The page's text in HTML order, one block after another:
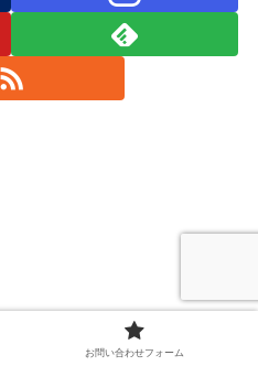
お問い合わせフォーム